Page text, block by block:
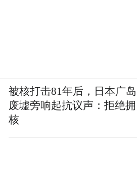
被核打击81年后，日本广岛
废墟旁响起抗议声：拒绝拥
核